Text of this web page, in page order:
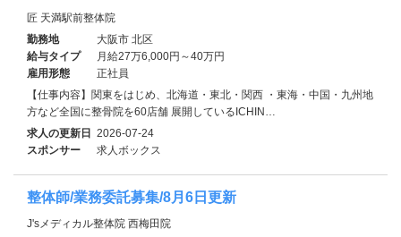
匠 天満駅前整体院
勤務地
大阪市 北区
給与タイプ
月給27万6,000円～40万円
雇用形態
正社員
【仕事内容】関東をはじめ、北海道・東北・関西 ・東海・中国・九州地
方など全国に整骨院を60店舗 展開しているICHIN…
求人の更新日 2026-07-24
スポンサー
求人ボックス
整体師/業務委託募集/8月6日更新
J'sメディカル整体院 西梅田院